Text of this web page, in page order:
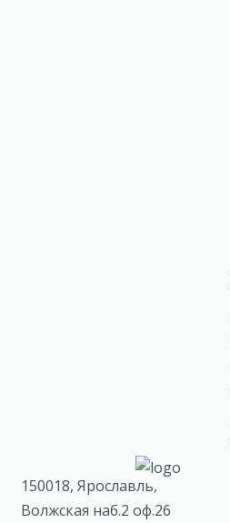
150018, Ярославль,
Волжская наб.2 оф.26